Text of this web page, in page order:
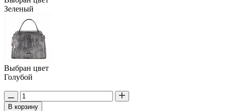
Зеленый
Выбран цвет
Голубой
В корзину